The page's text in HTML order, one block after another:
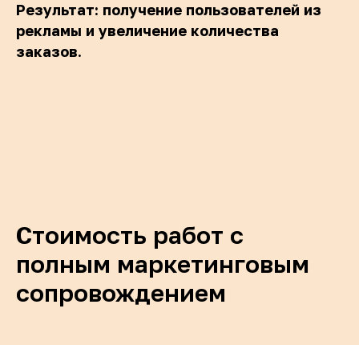
Результат: получение пользователей из
рекламы и увеличение количества
заказов.
Стоимость работ с
полным маркетинговым
сопровождением